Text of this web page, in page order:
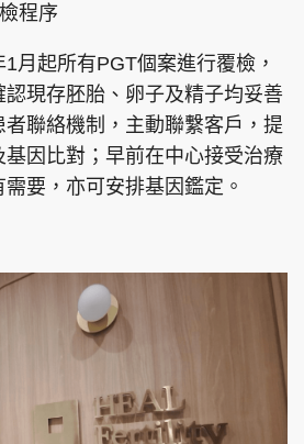
程序
月起所有PGT個案進行覆檢，
現存胚胎、卵子及精子均妥善
聯絡機制，主動聯繫客戶，提
因比對；早前在中心接受治療
要，亦可安排基因鑑定。